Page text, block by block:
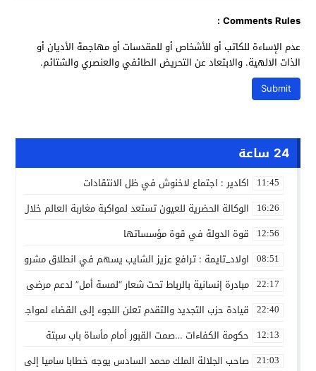
Comments Rules :
عدم الإساءة للكاتب أو للأشخاص أو للمقدسات أو مهاجمة الأديان أو
الذات الالهية. والابتعاد عن التحريض الطائفي والعنصري والشتائم.
24 ساعة
11:45 اكادير : اجتماع لاخنوش في ظل الانتقادات
16:26 الوكالة الحضرية للعيون تستعد لمواكبة مغاربة العالم خلال
12:56 قوة الدولة في قوة مؤسساتها
08:51 اولاد_تايمة : ترافع عزيز الشايب يسهم في انطلاق مشروع
22:17 مبادرة إنسانية بالرباط تحت شعار “لمسة أمل” لدعم مرضى
22:40 قيادة حزب التجديد والتقدم تعلن اللجوء إلى القضاء لمواجهة
12:13 حكومة الكفاءات …صمت القبور أمام مأساة باب سبتة
21:03 صاحب الجلالة الملك محمد السادس يوجه خطابا ساميا إلى